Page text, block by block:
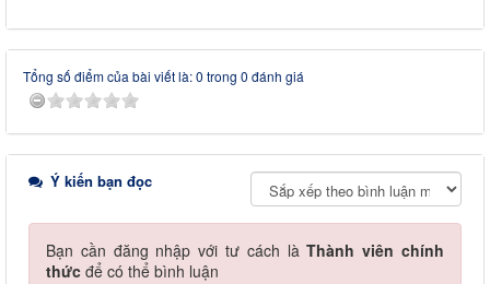
Tổng số điểm của bài viết là: 0 trong 0 đánh giá
Ý kiến bạn đọc
Bạn cần đăng nhập với tư cách làThành viên chính
thức để có thể bình luận